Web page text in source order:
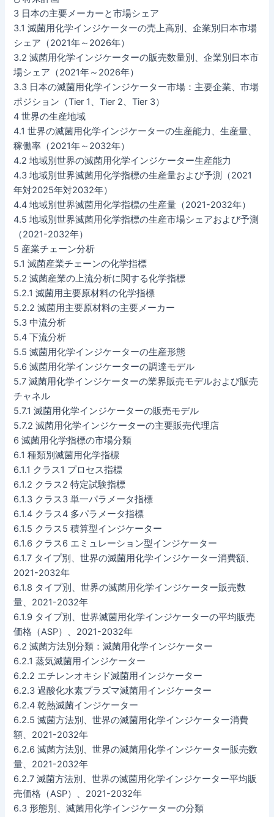
3 日本の主要メーカーと市場シェア
3.1 滅菌用化学インジケーターの売上高別、企業別日本市場
シェア（2021年～2026年）
3.2 滅菌用化学インジケーターの販売数量別、企業別日本市
場シェア（2021年～2026年）
3.3 日本の滅菌用化学インジケーター市場：主要企業、市場
ポジション（Tier 1、Tier 2、Tier 3）
4 世界の生産地域
4.1 世界の滅菌用化学インジケーターの生産能力、生産量、
稼働率（2021年～2032年）
4.2 地域別世界の滅菌用化学インジケーター生産能力
4.3 地域別世界滅菌用化学指標の生産量および予測（2021
年対2025年対2032年）
4.4 地域別世界滅菌用化学指標の生産量（2021-2032年）
4.5 地域別世界滅菌用化学指標の生産市場シェアおよび予測
（2021-2032年）
5 産業チェーン分析
5.1 滅菌産業チェーンの化学指標
5.2 滅菌産業の上流分析に関する化学指標
5.2.1 滅菌用主要原材料の化学指標
5.2.2 滅菌用主要原材料の主要メーカー
5.3 中流分析
5.4 下流分析
5.5 滅菌用化学インジケーターの生産形態
5.6 滅菌用化学インジケーターの調達モデル
5.7 滅菌用化学インジケーターの業界販売モデルおよび販売
チャネル
5.7.1 滅菌用化学インジケーターの販売モデル
5.7.2 滅菌用化学インジケーターの主要販売代理店
6 滅菌用化学指標の市場分類
6.1 種類別滅菌用化学指標
6.1.1 クラス1 プロセス指標
6.1.2 クラス2 特定試験指標
6.1.3 クラス3 単一パラメータ指標
6.1.4 クラス4 多パラメータ指標
6.1.5 クラス5 積算型インジケーター
6.1.6 クラス6 エミュレーション型インジケーター
6.1.7 タイプ別、世界の滅菌用化学インジケーター消費額、
2021-2032年
6.1.8 タイプ別、世界の滅菌用化学インジケーター販売数
量、2021-2032年
6.1.9 タイプ別、世界滅菌用化学インジケーターの平均販売
価格（ASP）、2021-2032年
6.2 滅菌方法別分類：滅菌用化学インジケーター
6.2.1 蒸気滅菌用インジケーター
6.2.2 エチレンオキシド滅菌用インジケーター
6.2.3 過酸化水素プラズマ滅菌用インジケーター
6.2.4 乾熱滅菌インジケーター
6.2.5 滅菌方法別、世界の滅菌用化学インジケーター消費
額、2021-2032年
6.2.6 滅菌方法別、世界の滅菌用化学インジケーター販売数
量、2021-2032年
6.2.7 滅菌方法別、世界の滅菌用化学インジケーター平均販
売価格（ASP）、2021-2032年
6.3 形態別、滅菌用化学インジケーターの分類